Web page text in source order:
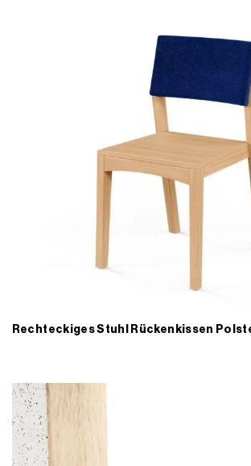
Rechteckiges Stuhl Rückenkissen